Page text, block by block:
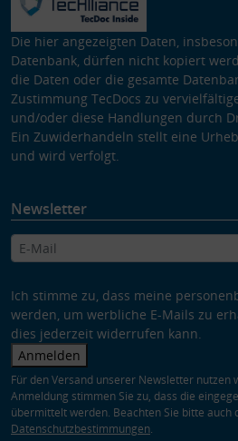
Die hier angezeigten Daten,
Datenbank, dürfen nicht kopiert
die Daten oder die gesamte
Zustimmung TecDocs zu
und/oder diese Handlungen durch
Ein Zuwiderhandeln stellt eine
und wird verfolgt.
Newsletter
Ich stimme zu, dass meine
werden, um werbliche E-Mails zu
dies jederzeit widerrufen kann.
Anmelden
Für den Versand unserer Newsletter
Anmeldung stimmen Sie zu, dass die
übermittelt werden. Beachten Sie bitte auch
Datenschutzbestimmungen.